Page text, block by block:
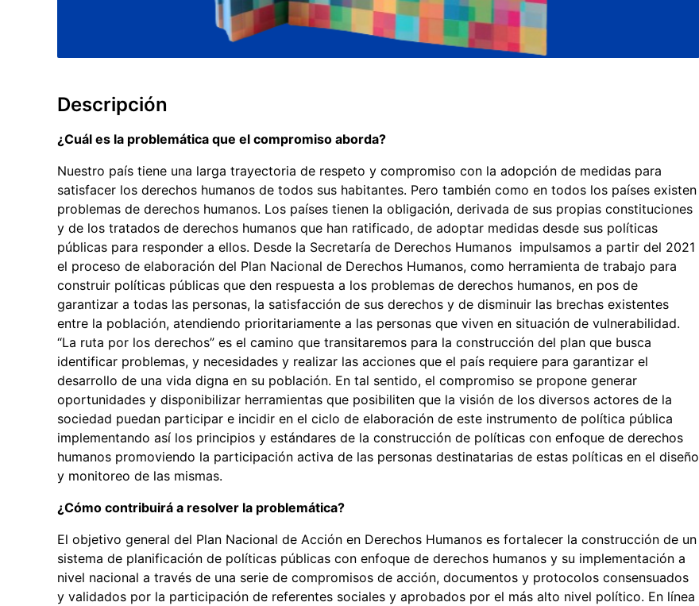
Descripción
¿Cuál es la problemática que el compromiso aborda?
Nuestro país tiene una larga trayectoria de respeto y compromiso con la adopción de medidas para
satisfacer los derechos humanos de todos sus habitantes. Pero también como en todos los países existen
problemas de derechos humanos. Los países tienen la obligación, derivada de sus propias constituciones
y de los tratados de derechos humanos que han ratificado, de adoptar medidas desde sus políticas
públicas para responder a ellos. Desde la Secretaría de Derechos Humanos impulsamos a partir del 2021
el proceso de elaboración del Plan Nacional de Derechos Humanos, como herramienta de trabajo para
construir políticas públicas que den respuesta a los problemas de derechos humanos, en pos de
garantizar a todas las personas, la satisfacción de sus derechos y de disminuir las brechas existentes
entre la población, atendiendo prioritariamente a las personas que viven en situación de vulnerabilidad.
“La ruta por los derechos” es el camino que transitaremos para la construcción del plan que busca
identificar problemas, y necesidades y realizar las acciones que el país requiere para garantizar el
desarrollo de una vida digna en su población. En tal sentido, el compromiso se propone generar
oportunidades y disponibilizar herramientas que posibiliten que la visión de los diversos actores de la
sociedad puedan participar e incidir en el ciclo de elaboración de este instrumento de política pública
implementando así los principios y estándares de la construcción de políticas con enfoque de derechos
humanos promoviendo la participación activa de las personas destinatarias de estas políticas en el diseño
y monitoreo de las mismas.
¿Cómo contribuirá a resolver la problemática?
El objetivo general del Plan Nacional de Acción en Derechos Humanos es fortalecer la construcción de un
sistema de planificación de políticas públicas con enfoque de derechos humanos y su implementación a
nivel nacional a través de una serie de compromisos de acción, documentos y protocolos consensuados
y validados por la participación de referentes sociales y aprobados por el más alto nivel político. En línea